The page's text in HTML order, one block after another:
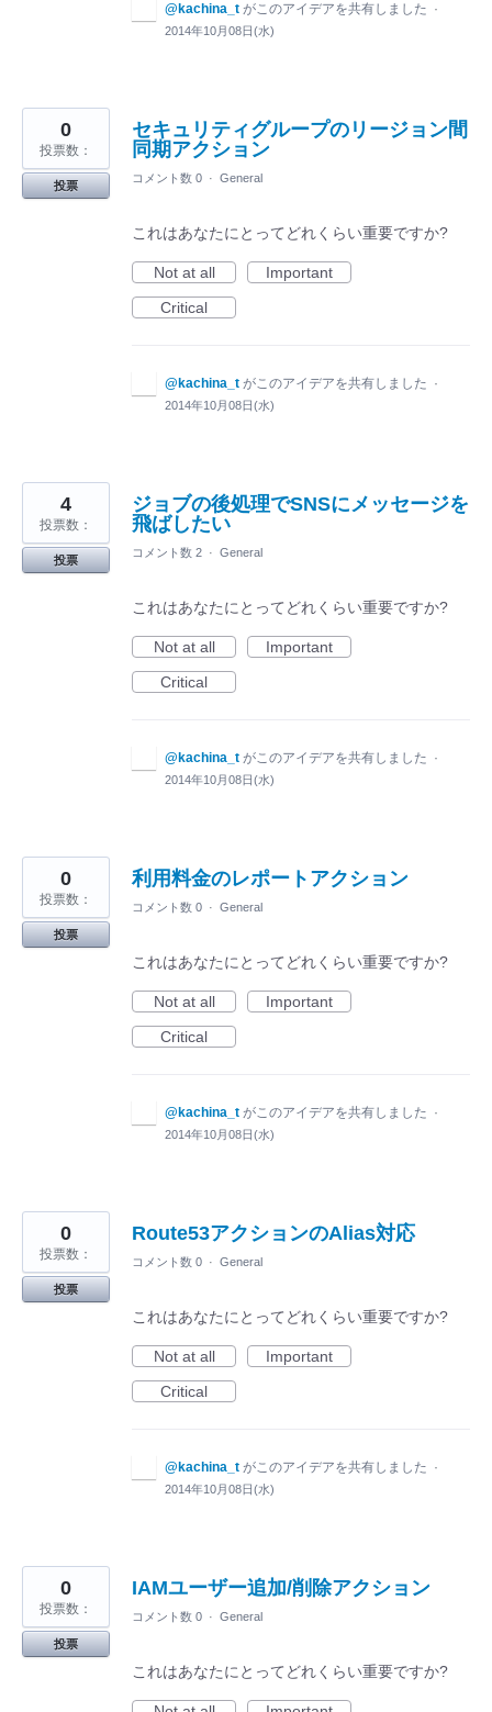
@kachina_t がこのアイデアを共有しました ·
2014年10月08日(水)
セキュリティグループのリージョン間
同期アクション
0
投票数：
投票
コメント数 0 · General
これはあなたにとってどれくらい重要ですか?
Not at all
Important
Critical
@kachina_t がこのアイデアを共有しました ·
2014年10月08日(水)
ジョブの後処理でSNSにメッセージを
飛ばしたい
4
投票数：
投票
コメント数 2 · General
これはあなたにとってどれくらい重要ですか?
Not at all
Important
Critical
@kachina_t がこのアイデアを共有しました ·
2014年10月08日(水)
利用料金のレポートアクション
0
投票数：
投票
コメント数 0 · General
これはあなたにとってどれくらい重要ですか?
Not at all
Important
Critical
@kachina_t がこのアイデアを共有しました ·
2014年10月08日(水)
Route53アクションのAlias対応
0
投票数：
投票
コメント数 0 · General
これはあなたにとってどれくらい重要ですか?
Not at all
Important
Critical
@kachina_t がこのアイデアを共有しました ·
2014年10月08日(水)
IAMユーザー追加/削除アクション
0
投票数：
投票
コメント数 0 · General
これはあなたにとってどれくらい重要ですか?